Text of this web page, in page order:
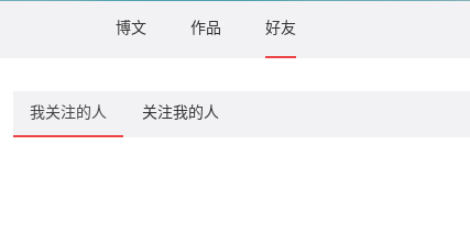
博文 作品 好友
我关注的人 关注我的人